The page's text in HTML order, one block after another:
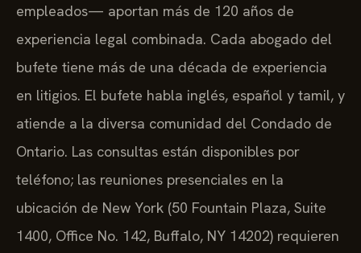
empleados— aportan más de 120 años de
experiencia legal combinada. Cada abogado del
bufete tiene más de una década de experiencia
en litigios. El bufete habla inglés, español y tamil, y
atiende a la diversa comunidad del Condado de
Ontario. Las consultas están disponibles por
teléfono; las reuniones presenciales en la
ubicación de New York (50 Fountain Plaza, Suite
1400, Office No. 142, Buffalo, NY 14202) requieren